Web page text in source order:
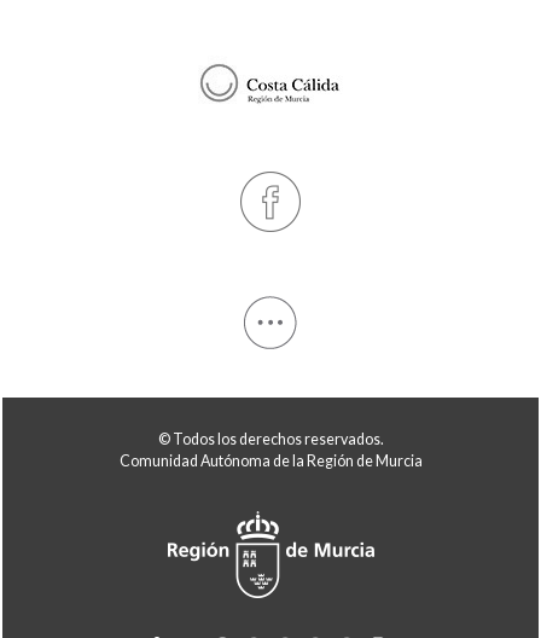
© Todos los derechos reservados.
Comunidad Autónoma de la Región de Murcia